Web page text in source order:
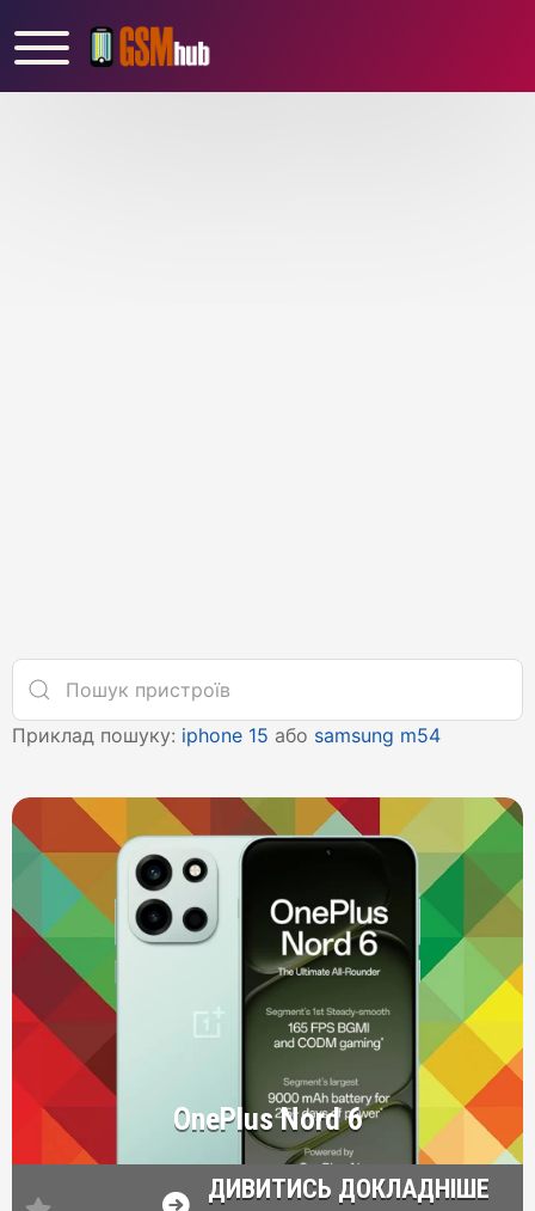
Приклад пошуку: iphone 15 або samsung m54
OnePlus Nord 6
ДИВИТИСЬ ДОКЛАДНІШЕ